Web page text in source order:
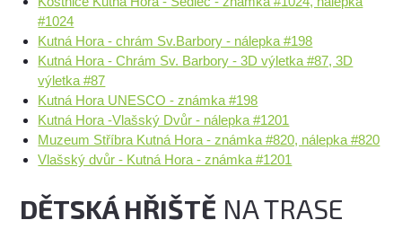
#1024
Kutná Hora - chrám Sv.Barbory - nálepka #198
Kutná Hora - Chrám Sv. Barbory - 3D výletka #87, 3D
výletka #87
Kutná Hora UNESCO - známka #198
Kutná Hora -Vlašský Dvůr - nálepka #1201
Muzeum Stříbra Kutná Hora - známka #820, nálepka #820
Vlašský dvůr - Kutná Hora - známka #1201
DĚTSKÁ HŘIŠTĚ NA TRASE